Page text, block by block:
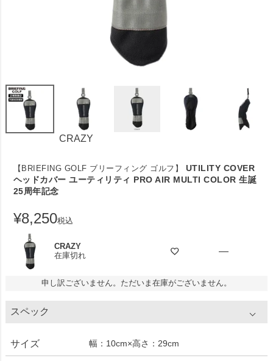
CRAZY
【BRIEFING GOLF ブリーフィング ゴルフ】
UTILITY COVER
ヘッドカバー ユーティリティ PRO AIR MULTI COLOR 生誕
25周年記念
¥8,250税込
CRAZY
在庫切れ
—
申し訳ございません。ただいま在庫がございません。
スペック
サイズ 幅：10cm×高さ：29cm